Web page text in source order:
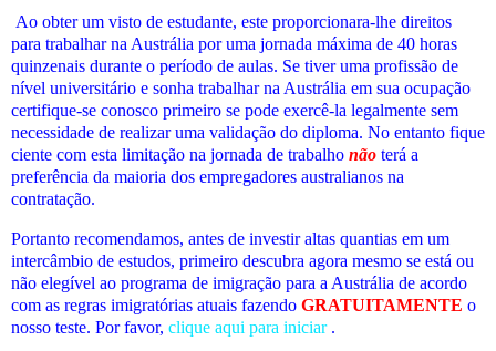
Ao obter um visto de estudante, este proporcionara-lhe direitos
para trabalhar na Austrália por uma jornada máxima de 40 horas
quinzenais durante o período de aulas. Se tiver uma profissão de
nível universitário e sonha trabalhar na Austrália em sua ocupação
certifique-se conosco primeiro se pode exercê-la legalmente sem
necessidade de realizar uma validação do diploma. No entanto fique
ciente com esta limitação na jornada de trabalho não terá a
preferência da maioria dos empregadores australianos na
contratação.
Portanto recomendamos, antes de investir altas quantias em um
intercâmbio de estudos, primeiro descubra agora mesmo se está ou
não elegível ao programa de imigração para a Austrália de acordo
com as regras imigratórias atuais fazendo GRATUITAMENTE o
nosso teste. Por favor, clique aqui para iniciar .